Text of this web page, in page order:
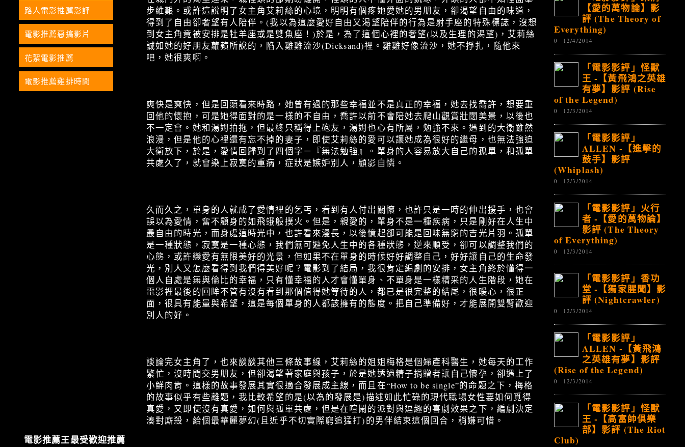
步維艱。或許這說明了女主角艾莉絲的心境，明明有個疼她愛她的男朋友，卻渴望自由的味道，
得到了自由卻奢望有人陪伴。(我以為這麼愛好自由又渴望陪伴的行為是射手座的特殊標誌，沒想
到女主角竟被安排是牡羊座或是雙魚座！)於是，為了這個心裡的奢望(以及生理的渴望)，艾莉絲
誠如她的好朋友蘿蘋所說的，陷入雞雞流沙(Dicksand)裡。雞雞好像流沙，她不掙扎，隨他來
吧，她很爽啊。
爽快是爽快，但是回頭看來時路，她曾有過的那些幸福並不是真正的幸福，她去找喬許，想要重
回他的懷抱，可是她得面對的是一樣的不自由，喬許以前不會陪她去爬山觀賞壯闊美景，以後也
不一定會。她和湯姆拍拖，但最終只稱得上砲友，湯姆也心有所屬，勉強不來。遇到的大衛雖然
浪漫，但是他的心裡還有忘不掉的妻子，即使艾莉絲的愛可以讓她成為很好的繼母，也無法強迫
大衛放下，於是，愛情回歸到了四個字－『無法勉強』。單身的人容易放大自己的孤單，和孤單
共處久了，就會染上寂寞的重病，症狀是嫉妒別人，顧影自憐。
久而久之，單身的人就成了愛情裡的乞丐，看到有人付出關懷，也許只是一時的伸出援手，也會
誤以為愛情，奮不顧身的如飛蛾般撲火。但是，親愛的，單身不是一種疾病，只是剛好在人生中
最自由的時光，而身處這時光中，也許看來漫長，以後憶起卻可能是回味無窮的吉光片羽。孤單
是一種狀態，寂寞是一種心態，我們無可避免人生中的各種狀態，逆來順受，卻可以調整我們的
心態，或許戀愛有無限美好的光景，但如果不在單身的時候好好調整自己，好好讓自己的生命發
光，別人又怎麼看得到我們得美好呢？電影到了結局，我很肯定編劇的安排，女主角終於懂得一
個人自處是無與倫比的幸福，只有懂幸福的人才會懂單身、不單身是一樣精采的人生階段，她在
電影裡最後的回眸不管有沒有看到那個值得她等待的人，都已是很完整的結尾，很暖心，很正
面，很具有能量與希望，這是每個單身的人都該擁有的態度。把自己準備好，才能展開雙臂歡迎
別人的好。
談論完女主角了，也來談談其他三條故事線，艾莉絲的姐姐梅格是個婦產科醫生，她每天的工作
繁忙，沒時間交男朋友，但卻渴望著家庭與孩子，於是她透過精子捐贈者讓自己懷孕，卻遇上了
小鮮肉肯。這樣的故事發展其實很適合發展成主線，而且在“How to be single”的命題之下，梅格
的故事似乎有些離題，我比較希望的是(以為的發展是)描述如此忙碌的現代職場女性要如何覓得
真愛，又即使沒有真愛，如何與孤單共處，但是在喧鬧的派對與逗趣的喜劇效果之下，編劇決定
湊對廝殺，給個最華麗夢幻(且近乎不切實際窮追猛打)的男伴結束這個回合，稍嫌可惜。
路人電影推薦影評
電影推薦惡搞影片
花絮電影推薦
電影推薦雞排時間
電影推薦王最受歡迎推薦
【愛的萬物論】影
評 (The Theory of
Everything)
0 12/4/2014
「電影影評」怪獸
王 -【黃飛鴻之英雄
有夢】影評 (Rise
of the Legend)
0 12/3/2014
「電影影評」
ALLEN -【進擊的
鼓手】影評
(Whiplash)
0 12/3/2014
「電影影評」火行
者 -【愛的萬物論】
影評 (The Theory
of Everything)
0 12/3/2014
「電影影評」香功
堂 -【獨家腥聞】影
評 (Nightcrawler)
0 12/3/2014
「電影影評」
ALLEN -【黃飛鴻
之英雄有夢】影評
(Rise of the Legend)
0 12/3/2014
「電影影評」怪獸
王 -【高富帥俱樂
部】影評 (The Riot
Club)